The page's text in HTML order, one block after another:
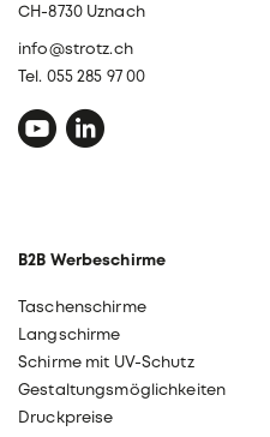
CH-8730 Uznach
info@strotz.ch
Tel. 055 285 97 00
B2B Werbeschirme
Taschenschirme
Langschirme
Schirme mit UV-Schutz
Gestaltungsmöglichkeiten
Druckpreise